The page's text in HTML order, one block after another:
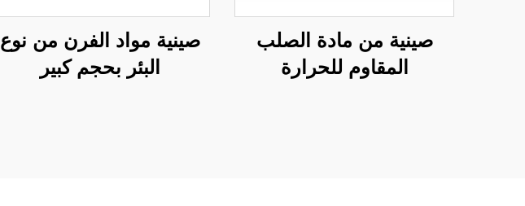
صينية من مادة الصلب
المقاوم للحرارة
صينية مواد الفرن من نوع
البئر بحجم كبير